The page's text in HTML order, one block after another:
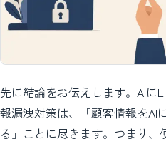
先に結論をお伝えします。AIに
報漏洩対策は、「顧客情報をAI
る」ことに尽きます。つまり、